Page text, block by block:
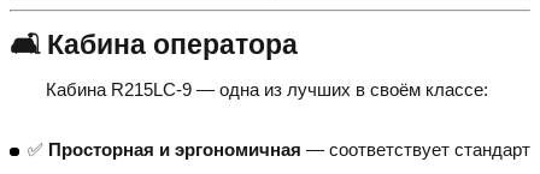
🛋️ Кабина оператора
Кабина R215LC-9 — одна из лучших в своём классе:
✅ Просторная и эргономичная — соответствует стандарт